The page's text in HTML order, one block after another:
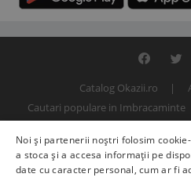
Catalog Okazii.ro
Cautari populare in Imbracaminte
© 2000 - 2026 S.C.
Noi și partenerii noștri folosim
a stoca și a accesa informații pe
date cu caracter personal, cum ar fi